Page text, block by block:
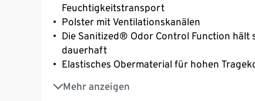
Feuchtigkeitstransport
Polster mit Ventilationskanälen
Die Sanitized® Odor Control Function
dauerhaft
Elastisches Obermaterial für hohen
Mehr anzeigen
Mit reflektierenden Designelementen
Elastischer Bund für optimalen Sitz